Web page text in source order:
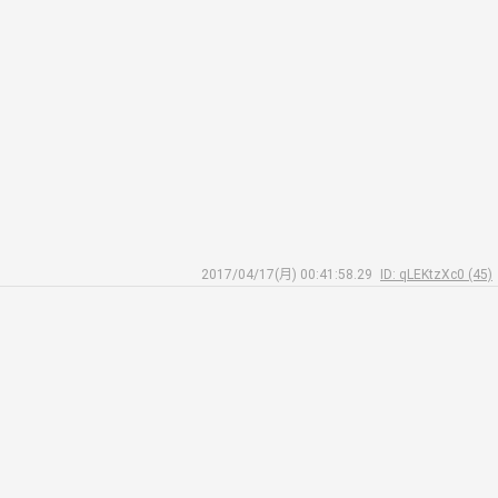
2017/04/17(月) 00:41:58.29 ID: qLEKtzXc0 (45)